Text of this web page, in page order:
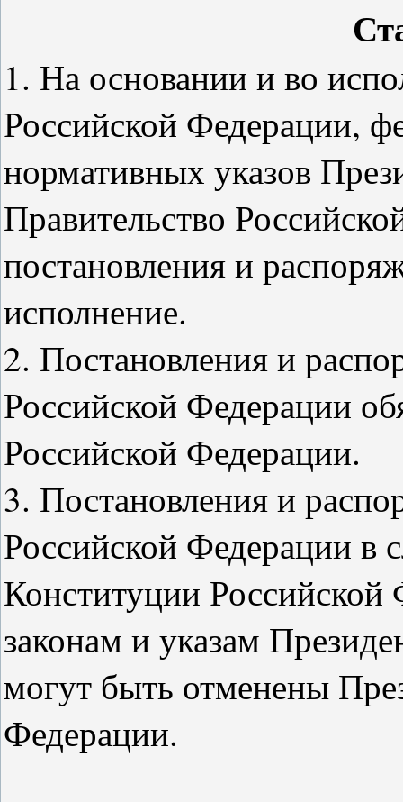
1. На основании и во
Российской Федерации,
нормативных указов
Правительство
постановления и
исполнение.
2. Постановления и
Российской Федерации
Российской Федерации.
3. Постановления и
Российской Федерации в
Конституции
законам и указам
могут быть отменены
Федерации.